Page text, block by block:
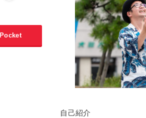
Pocket
自己紹介